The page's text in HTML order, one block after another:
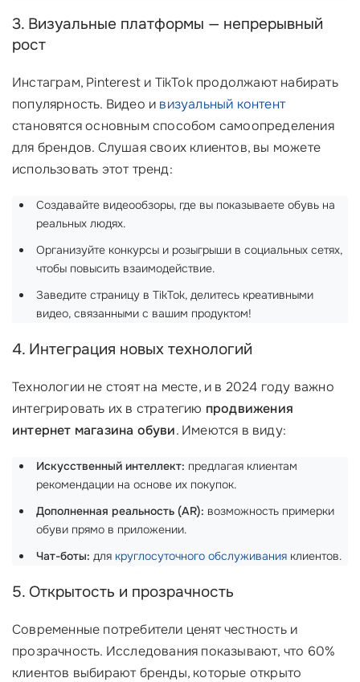
3. Визуальные платформы — непрерывный
рост
Инстаграм, Pinterest и TikTok продолжают набирать
популярность. Видео и визуальный контент
становятся основным способом самоопределения
для брендов. Слушая своих клиентов, вы можете
использовать этот тренд:
Создавайте видеообзоры, где вы показываете обувь на
реальных людях.
Организуйте конкурсы и розыгрыши в социальных сетях,
чтобы повысить взаимодействие.
Заведите страницу в TikTok, делитесь креативными
видео, связанными с вашим продуктом!
4. Интеграция новых технологий
Технологии не стоят на месте, и в 2024 году важно
интегрировать их в стратегию продвижения
интернет магазина обуви. Имеются в виду:
Искусственный интеллект: предлагая клиентам
рекомендации на основе их покупок.
Дополненная реальность (AR): возможность примерки
обуви прямо в приложении.
Чат-боты: для круглосуточного обслуживания клиентов.
5. Открытость и прозрачность
Современные потребители ценят честность и
прозрачность. Исследования показывают, что 60%
клиентов выбирают бренды, которые открыто